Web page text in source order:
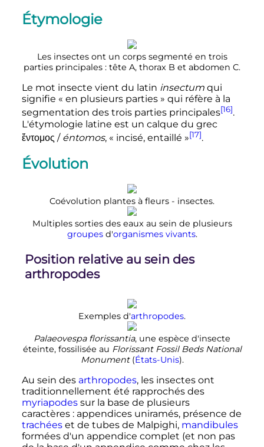
Étymologie
Les insectes ont un corps segmenté en trois
parties principales : tête A, thorax B et abdomen C.
Le mot insecte vient du latin insectumqui
signifie « en plusieurs parties » qui réfère à la
segmentation des trois parties principales[16].
L'étymologie latine est un calque du grec
ἔντομος / éntomos, « incisé, entaillé »[17].
Évolution
Coévolution plantes à fleurs - insectes.
Multiples sorties des eaux au sein de plusieurs
groupesd'organismes vivants.
Position relative au sein des
arthropodes
Exemples d'arthropodes.
Palaeovespa florissantia, une espèce d'insecte
éteinte, fossilisée au Florissant Fossil Beds National
Monument(États-Unis).
Au sein des arthropodes, les insectes ont
traditionnellement été rapprochés des
myriapodessur la base de plusieurs
caractères : appendices uniramés, présence de
trachéeset de tubes de Malpighi, mandibules
formées d'un appendice complet (et non pas